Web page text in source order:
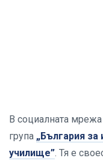
В социалната мрежа
група „България за
училище”. Тя е